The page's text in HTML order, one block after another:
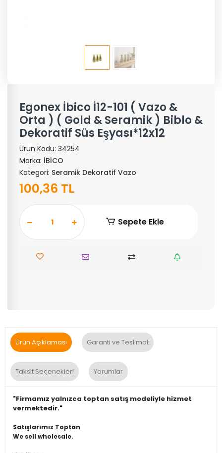
Egonex İbico İ12-101 ( Vazo &
Orta ) ( Gold & Seramik ) Biblo &
Dekoratif Süs Eşyası*12x12
Ürün Kodu: 34254
Marka: İBİCO
Kategori: Seramik Dekoratif Vazo
100,36 TL
Sepete Ekle
Ürün Açıklaması Garanti ve Teslimat
Taksit Seçenekleri Yorumlar
"Firmamız yalnızca toptan satış modeliyle hizmet
vermektedir."
Satışlarımız Toptan
We sell wholesale.